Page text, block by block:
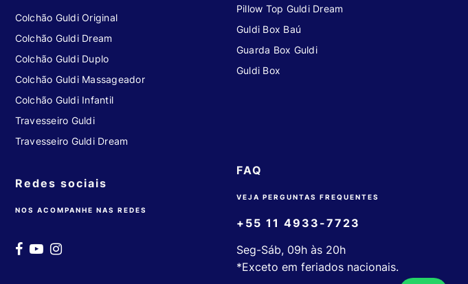
Colchão Guldi Original
Colchão Guldi Dream
Colchão Guldi Duplo
Colchão Guldi Massageador
Colchão Guldi Infantil
Travesseiro Guldi
Travesseiro Guldi Dream
Redes sociais
NOS ACOMPANHE NAS REDES
Pillow Top Guldi Dream
Guldi Box Baú
Guarda Box Guldi
Guldi Box
FAQ
VEJA PERGUNTAS FREQUENTES
+55 11 4933-7723
Seg-Sáb, 09h às 20h
*Exceto em feriados nacionais.